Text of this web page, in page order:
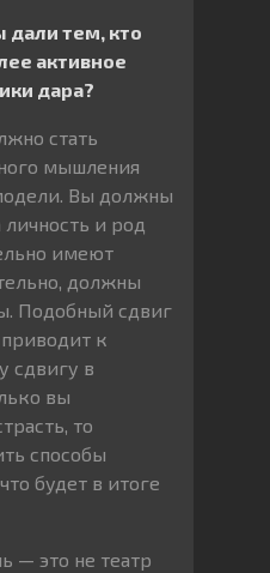
дали тем, кто
активное
дара?
стать
мышления
Вы должны
личность и род
имеют
должны
Подобный сдвиг
к
сдвигу в
вы
то
способы
будет в итоге
— это не театр